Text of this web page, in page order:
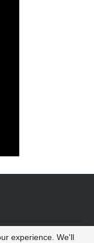
Reserved
experience. We'll